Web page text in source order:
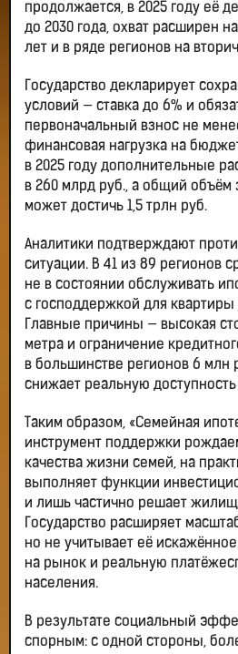
продолжается, в 2025 году её
до 2030 года, охват расширен
лет и в ряде регионов на
Государство декларирует
условий — ставка до 6% и
первоначальный взнос не
финансовая нагрузка на
в 2025 году дополнительные
в 260 млрд руб., а общий объём
может достичь 1,5 трлн руб.
Аналитики подтверждают
ситуации. В 41 из 89 регионов
не в состоянии обслуживать
с господдержкой для
Главные причины — высокая
метра и ограничение
в большинстве регионов 6 млн
снижает реальную
Таким образом, «Семейная
инструмент поддержки
качества жизни семей, на
выполняет функции
и лишь частично решает
Государство расширяет
но не учитывает её
на рынок и реальную
населения.
В результате социальный
спорным: с одной стороны,